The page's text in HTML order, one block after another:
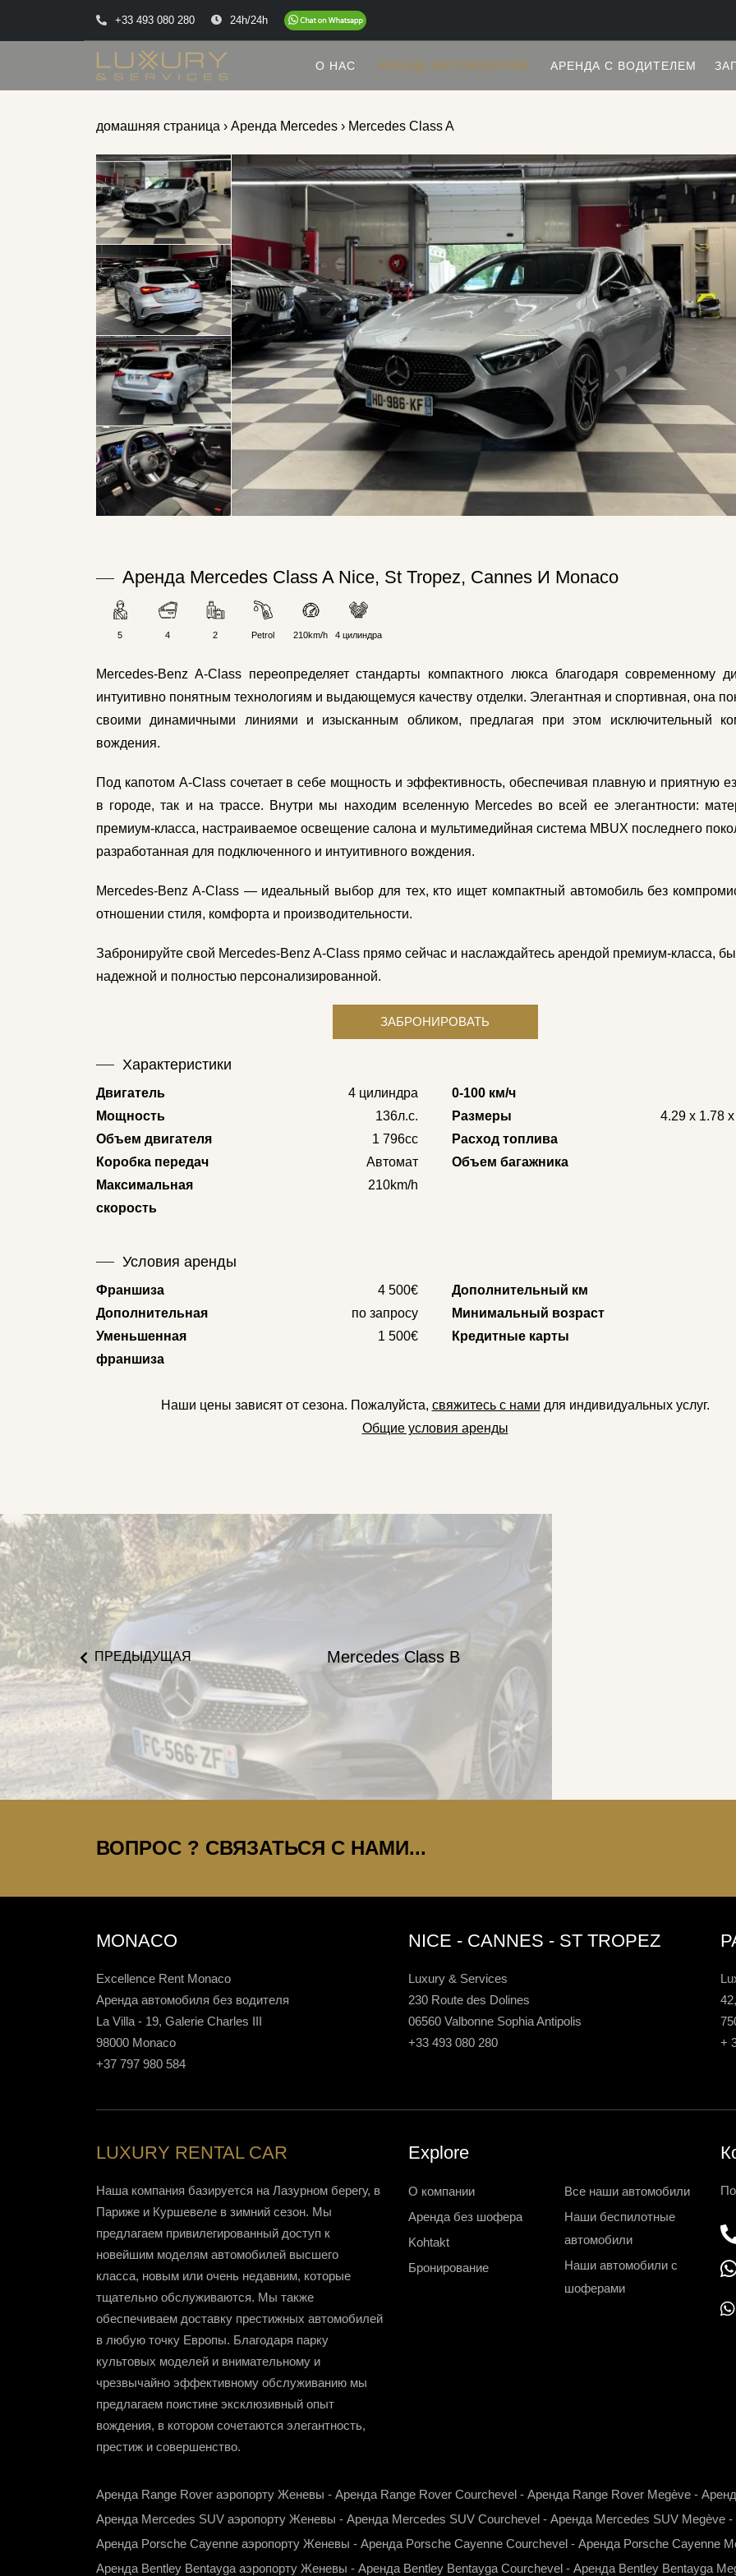
+33 493 080 280 24h/24h
О НАС АРЕНДА АВТОМОБИЛЕЙ АРЕНДА С ВОДИТЕЛЕМ
домашняя страница › Аренда Mercedes › Mercedes Class A
Аренда Mercedes Class A Nice, St Tropez, Cannes И Monaco
5 4 2 Petrol 210km/h 4 цилиндра
Mercedes-Benz A-Class переопределяет стандарты компактного люкса благодаря современному
интуитивно понятным технологиям и выдающемуся качеству отделки. Элегантная и спортивная, она
своими динамичными линиями и изысканным обликом, предлагая при этом исключительный
вождения.
Под капотом A-Class сочетает в себе мощность и эффективность, обеспечивая плавную и приятную
в городе, так и на трассе. Внутри мы находим вселенную Mercedes во всей ее элегантности:
премиум-класса, настраиваемое освещение салона и мультимедийная система MBUX последнего
разработанная для подключенного и интуитивного вождения.
Mercedes-Benz A-Class — идеальный выбор для тех, кто ищет компактный автомобиль без
отношении стиля, комфорта и производительности.
Забронируйте свой Mercedes-Benz A-Class прямо сейчас и наслаждайтесь арендой премиум-класса,
надежной и полностью персонализированной.
Характеристики
Двигатель
4 цилиндра
Мощность
136л.с.
Объем двигателя
1 796cc
Коробка передач
Автомат
Максимальная
скорость
210km/h
0-100 км/ч
Размеры
4.29 x 1.78
Расход топлива
Объем багажника
Условия аренды
Франшиза
4 500€
Дополнительная
по запросу
Уменьшенная
франшиза
1 500€
Дополнительный км
Минимальный возраст
Кредитные карты
Наши цены зависят от сезона. Пожалуйста, свяжитесь с нами для индивидуальных услуг.
Общие условия аренды
ПРЕДЫДУЩАЯ Mercedes Class B
ВОПРОС ? СВЯЗАТЬСЯ С НАМИ...
MONACO
Excellence Rent Monaco
Аренда автомобиля без водителя
La Villa - 19, Galerie Charles III
98000 Monaco
+37 797 980 584
NICE - CANNES - ST TROPEZ
Luxury & Services
230 Route des Dolines
06560 Valbonne Sophia Antipolis
+33 493 080 280
+
LUXURY RENTAL CAR
Наша компания базируется на Лазурном берегу, в
Париже и Куршевеле в зимний сезон. Мы
предлагаем привилегированный доступ к
новейшим моделям автомобилей высшего
класса, новым или очень недавним, которые
тщательно обслуживаются. Мы также
обеспечиваем доставку престижных автомобилей
в любую точку Европы. Благодаря парку
культовых моделей и внимательному и
чрезвычайно эффективному обслуживанию мы
предлагаем поистине эксклюзивный опыт
вождения, в котором сочетаются элегантность,
престиж и совершенство.
Explore
О компании
Аренда без шофера
Kohtakt
Бронирование
Все наши автомобили
Наши беспилотные
автомобили
Наши автомобили с
шоферами
W
Аренда Range Rover аэропорту Женевы - Аренда Range Rover Courchevel - Аренда Range Rover Megève -
Аренда Mercedes SUV аэропорту Женевы - Аренда Mercedes SUV Courchevel - Аренда Mercedes SUV Megève -
Аренда Porsche Cayenne аэропорту Женевы - Аренда Porsche Cayenne Courchevel - Аренда Porsche Cayenne
Аренда Bentley Bentayga аэропорту Женевы - Аренда Bentley Bentayga Courchevel - Аренда Bentley Bentayga